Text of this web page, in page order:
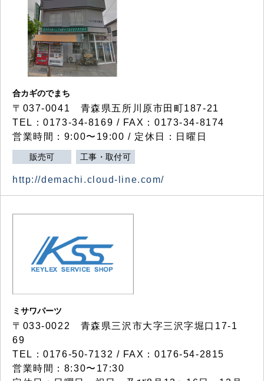
合カギのでまち
〒037-0041 青森県五所川原市田町187-21
TEL：0173-34-8169 / FAX：0173-34-8174
営業時間：9:00〜19:00 / 定休日：日曜日
販売可 工事・取付可
http://demachi.cloud-line.com/
ミサワパーツ
〒033-0022 青森県三沢市大字三沢字堀口17-1
69
TEL：0176-50-7132 / FAX：0176-54-2815
営業時間：8:30〜17:30